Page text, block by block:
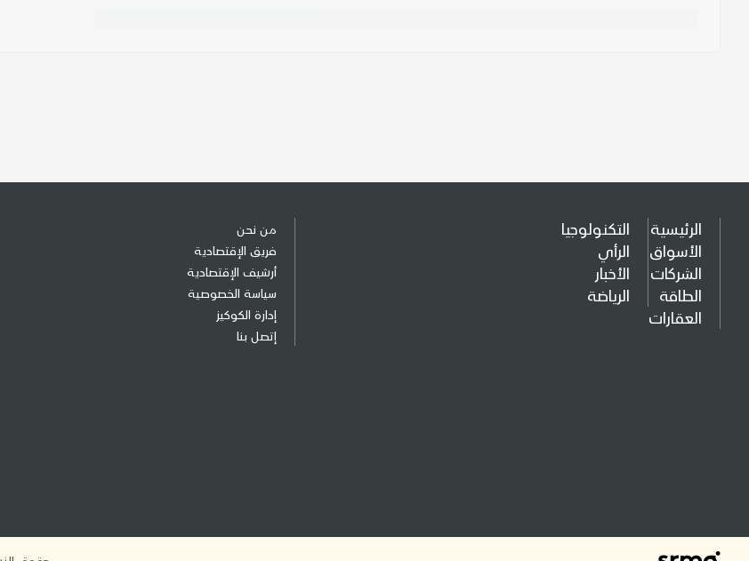
الرئيسية
الأسواق
الشركات
الطاقة
العقارات
التكنولوجيا
الرأي
الأخبار
الرياضة
من نحن
فريق الإقتصادية
أرشيف الإقتصادية
سياسة الخصوصية
إدارة الكوكيز
إتصل بنا